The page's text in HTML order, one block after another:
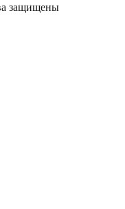
защищены